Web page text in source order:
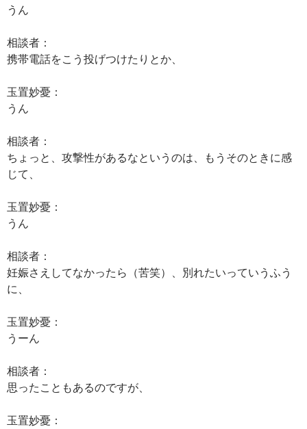
うん
相談者：
携帯電話をこう投げつけたりとか、
玉置妙憂：
うん
相談者：
ちょっと、攻撃性があるなというのは、もうそのときに感
じて、
玉置妙憂：
うん
相談者：
妊娠さえしてなかったら（苦笑）、別れたいっていうふう
に、
玉置妙憂：
うーん
相談者：
思ったこともあるのですが、
玉置妙憂：